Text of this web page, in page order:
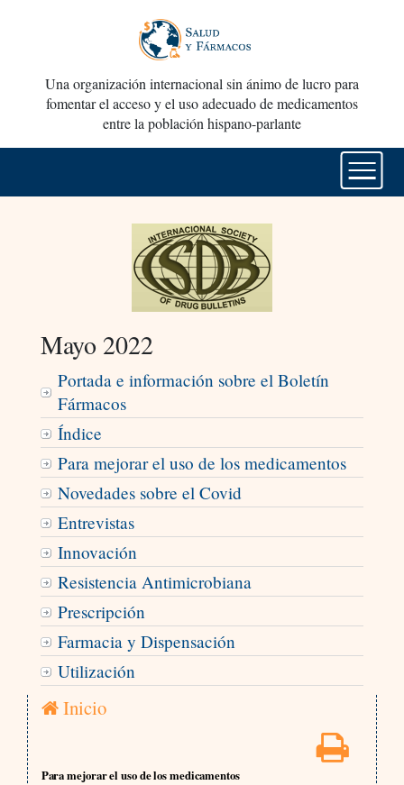
Una organización internacional sin ánimo de lucro para
fomentar el acceso y el uso adecuado de medicamentos
entre la población hispano-parlante
Mayo 2022
Portada e información sobre el Boletín
Fármacos
Índice
Para mejorar el uso de los medicamentos
Novedades sobre el Covid
Entrevistas
Innovación
Resistencia Antimicrobiana
Prescripción
Farmacia y Dispensación
Utilización
Inicio
Para mejorar el uso de los medicamentos